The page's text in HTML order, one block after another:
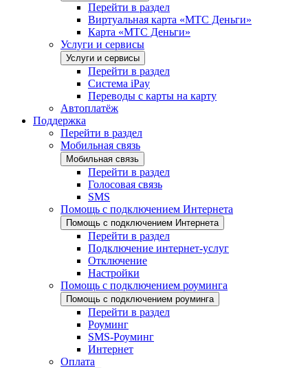
Перейти в раздел
Виртуальная карта «МТС Деньги»
Карта «МТС Деньги»
Услуги и сервисы
Услуги и сервисы
Перейти в раздел
Система iPay
Переводы с карты на карту
Автоплатёж
Поддержка
Перейти в раздел
Мобильная связь
Мобильная связь
Перейти в раздел
Голосовая связь
SMS
Помощь с подключением Интернета
Помощь с подключением Интернета
Перейти в раздел
Подключение интернет-услуг
Отключение
Настройки
Помощь с подключением роуминга
Помощь с подключением роуминга
Перейти в раздел
Роуминг
SMS-Роуминг
Интернет
Оплата